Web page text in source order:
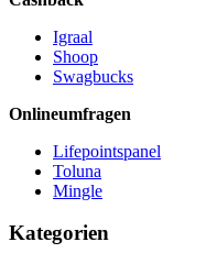
Igraal
Shoop
Swagbucks
Onlineumfragen
Lifepointspanel
Toluna
Mingle
Kategorien